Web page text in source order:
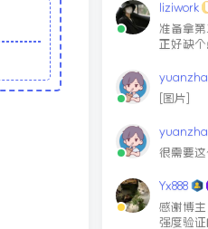
liziwork
准备拿
正好缺个
[图片]
很需要这
Yx888
感谢博
强度验证